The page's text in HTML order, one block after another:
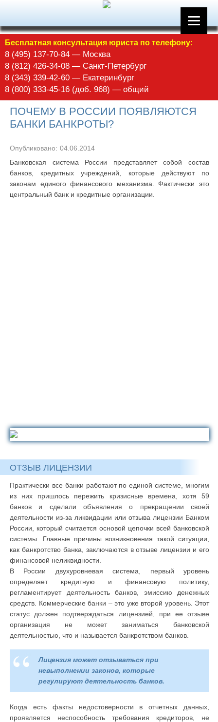
Бесплатная консультация юриста по телефону:
8 (495) 137-70-84 — Москва
8 (812) 426-34-08 — Санкт-Петербург
8 (343) 339-42-60 — Екатеринбург
8 (800) 333-45-16 (доб. 968) — общий
ПОЧЕМУ В РОССИИ ПОЯВЛЯЮТСЯ
БАНКИ БАНКРОТЫ?
Опубликовано: 04.06.2014
Банковская система России представляет собой состав
банков, кредитных учреждений, которые действуют по
законам единого финансового механизма. Фактически это
центральный банк и кредитные организации.
ОТЗЫВ ЛИЦЕНЗИИ
Практически все банки работают по единой системе, многим
из них пришлось пережить кризисные времена, хотя 59
банков и сделали объявления о прекращении своей
деятельности из-за ликвидации или отзыва лицензии Банком
России, который считается основой цепочки всей банковской
системы. Главные причины возникновения такой ситуации,
как банкротство банка, заключаются в отзыве лицензии и его
финансовой неликвидности.
В России двухуровневая система, первый уровень
определяет кредитную и финансовую политику,
регламентирует деятельность банков, эмиссию денежных
средств. Коммерческие банки – это уже второй уровень. Этот
статус должен подтверждаться лицензией, при ее отзыве
организация не может заниматься банковской
деятельностью, что и называется банкротством банков.
Лицензия может отзываться при
невыполнении законов, которые
регулируют деятельность банков.
Когда есть факты недостоверности в отчетных данных,
проявляется неспособность требования кредиторов, не